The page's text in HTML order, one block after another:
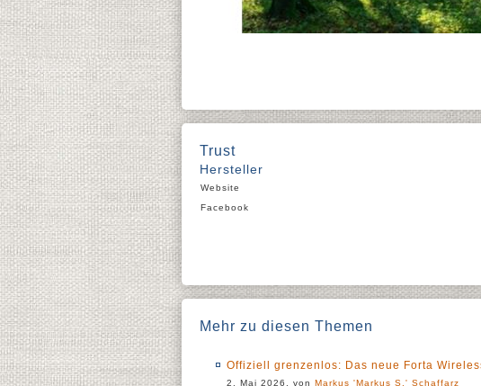
Trust
Hersteller
Website
Facebook
Mehr zu diesen Themen
Offiziell grenzenlos: Das neue Forta
2. Mai 2026, von Markus 'Markus S.' Schaffarz